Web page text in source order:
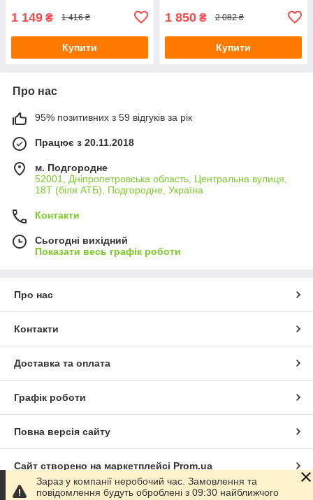
1 149 ₴ 1 416 ₴
Купити
1 850 ₴ 2 082 ₴
Купити
Про нас
95% позитивних з 59 відгуків за рік
Працює з 20.11.2018
м. Подгородне
52001, Дніпропетровська область, Центральна вулиця,
18Т (біля АТБ), Подгородне, Україна
Контакти
Сьогодні вихідний
Показати весь графік роботи
Про нас
Контакти
Доставка та оплата
Графік роботи
Повна версія сайту
Сайт створено на маркетплейсі Prom.ua
Зараз у компанії неробочий час. Замовлення та
повідомлення будуть оброблені з 09:30 найближчого